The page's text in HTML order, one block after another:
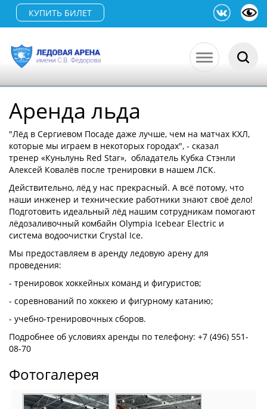
КУПИТЬ БИЛЕТ
Аренда льда
"Лёд в Сергиевом Посаде даже лучше, чем на матчах КХЛ,
которые мы играем в некоторых городах", - сказал
тренер «Куньлунь Red Star», обладатель Кубка Стэнли
Алексей Ковалёв после тренировки в нашем ЛСК.
Действительно, лёд у нас прекрасный. А всё потому, что
наши инженер и технические работники знают своё дело!
Подготовить идеальный лёд нашим сотрудникам помогают
лёдозаливочный комбайн Olympia Icebear Electric и
система водоочистки Crystal Ice.
Мы предоставляем в аренду ледовую арену для
проведения:
- тренировок хоккейных команд и фигуристов;
- соревнований по хоккею и фигурному катанию;
- учебно-тренировочных сборов.
Подробнее об условиях аренды по телефону: +7 (496) 551-
08-70
Фотогалерея